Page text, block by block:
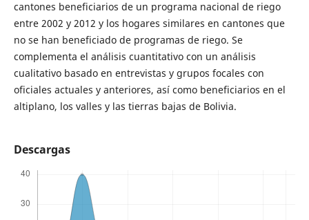
cantones beneficiarios de un programa nacional de riego
entre 2002 y 2012 y los hogares similares en cantones que
no se han beneficiado de programas de riego. Se
complementa el análisis cuantitativo con un análisis
cualitativo basado en entrevistas y grupos focales con
oficiales actuales y anteriores, así como beneficiarios en el
altiplano, los valles y las tierras bajas de Bolivia.
Descargas